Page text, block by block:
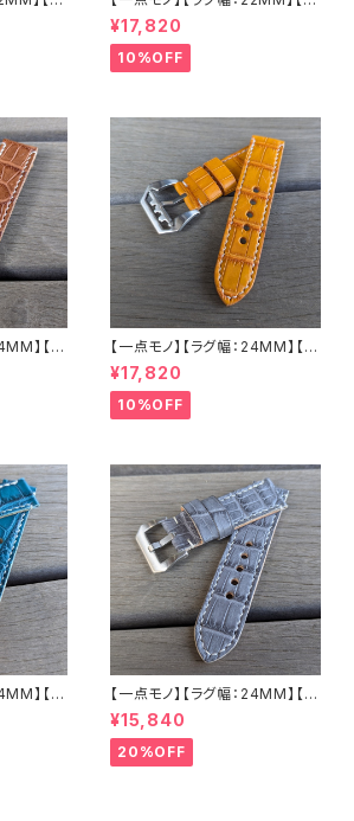
2P-ALE
腹ワニ
本革 下
イド
トレート型】【2P-ALWHEAT22
-1】アリゲーター 腹ワニ テイル
ウィート/ベージュ 国産なめしの
本革 下地 ヌメ革ナチュラル ハ
¥17,820
10%OFF
】【手
2P-ALBR
ワニ テ
ブラウン
ヌメ革
【一点モノ】【ラグ幅：24MM】【手
縫い】【ストレート型】【2P-ALLB
R24S-1】アリゲーター 腹ワニ
テイル タバック/オレンジイエロ
ー 国産なめしの本革 下地 ヌメ
LEVEL7
¥17,820
10%OFF
】【手
2P-ALE
腹ワニ
本革 下
メイド
【一点モノ】【ラグ幅：24MM】【手
縫い】【ストレート型】【2P-ALG
Y24S-1】アリゲーター 腹ワニ
グレー 国産なめしの本革 下地
オイル仕立てのヌメ革 ハンドメ
¥15,840
20%OFF